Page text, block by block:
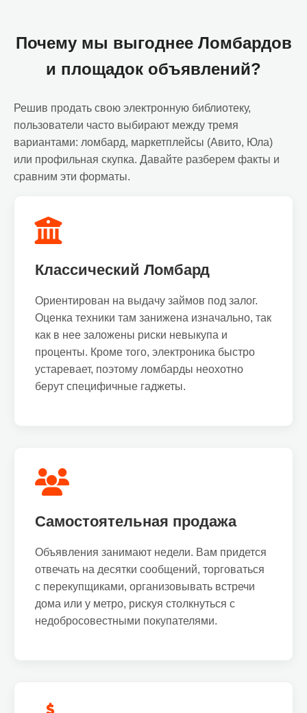
Почему мы выгоднее Ломбардов
и площадок объявлений?
Решив продать свою электронную библиотеку,
пользователи часто выбирают между тремя
вариантами: ломбард, маркетплейсы (Авито, Юла)
или профильная скупка. Давайте разберем факты и
сравним эти форматы.
Классический Ломбард
Ориентирован на выдачу займов под залог.
Оценка техники там занижена изначально, так
как в нее заложены риски невыкупа и
проценты. Кроме того, электроника быстро
устаревает, поэтому ломбарды неохотно
берут специфичные гаджеты.
Самостоятельная продажа
Объявления занимают недели. Вам придется
отвечать на десятки сообщений, торговаться
с перекупщиками, организовывать встречи
дома или у метро, рискуя столкнуться с
недобросовестными покупателями.